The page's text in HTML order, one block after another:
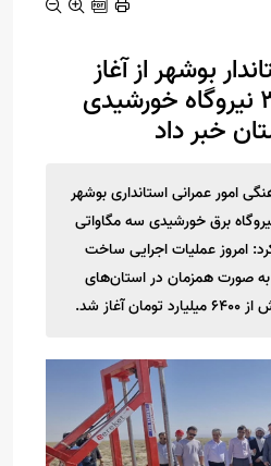
بوشهر از آغاز
عملیات اجرایی ۳۰ نیروگاه خورشیدی
خبر داد
امور عمرانی استانداری بوشهر
آغاز عملیات اجرایی 30 نیروگاه برق خورشیدی سه مگاواتی
امروز عملیات اجرایی ساخت
صورت همزمان در استان‌های
شد.